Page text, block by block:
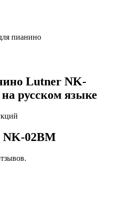
пианино
Lutner NK-
русском языке
02BM